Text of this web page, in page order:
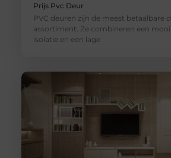
Prijs Pvc Deur
PVC deuren zijn de meest betaalbare
assortiment. Ze combineren een
isolatie en een lage